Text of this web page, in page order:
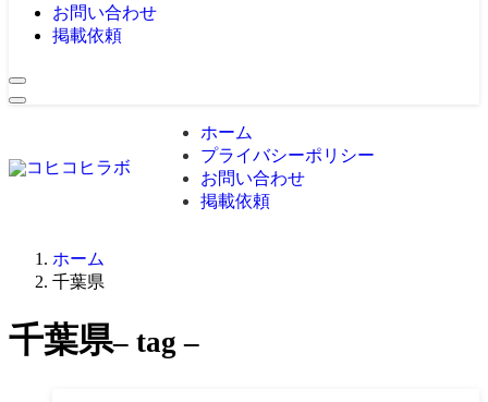
お問い合わせ
掲載依頼
ホーム
プライバシーポリシー
お問い合わせ
掲載依頼
ホーム
千葉県
千葉県– tag –